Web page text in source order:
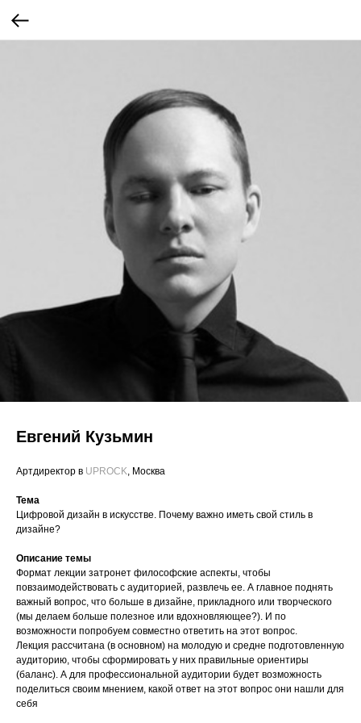
Евгений Кузьмин
Артдиректор в UPROCK, Москва
Тема
Цифровой дизайн в искусстве. Почему важно иметь свой стиль в
дизайне?
Описание темы
Формат лекции затронет философские аспекты, чтобы
повзаимодействовать с аудиторией, развлечь ее. А главное поднять
важный вопрос, что больше в дизайне, прикладного или творческого
(мы делаем больше полезное или вдохновляющее?). И по
возможности попробуем совместно ответить на этот вопрос.
Лекция рассчитана (в основном) на молодую и средне подготовленную
аудиторию, чтобы сформировать у них правильные ориентиры
(баланс). А для профессиональной аудитории будет возможность
поделиться своим мнением, какой ответ на этот вопрос они нашли для
себя